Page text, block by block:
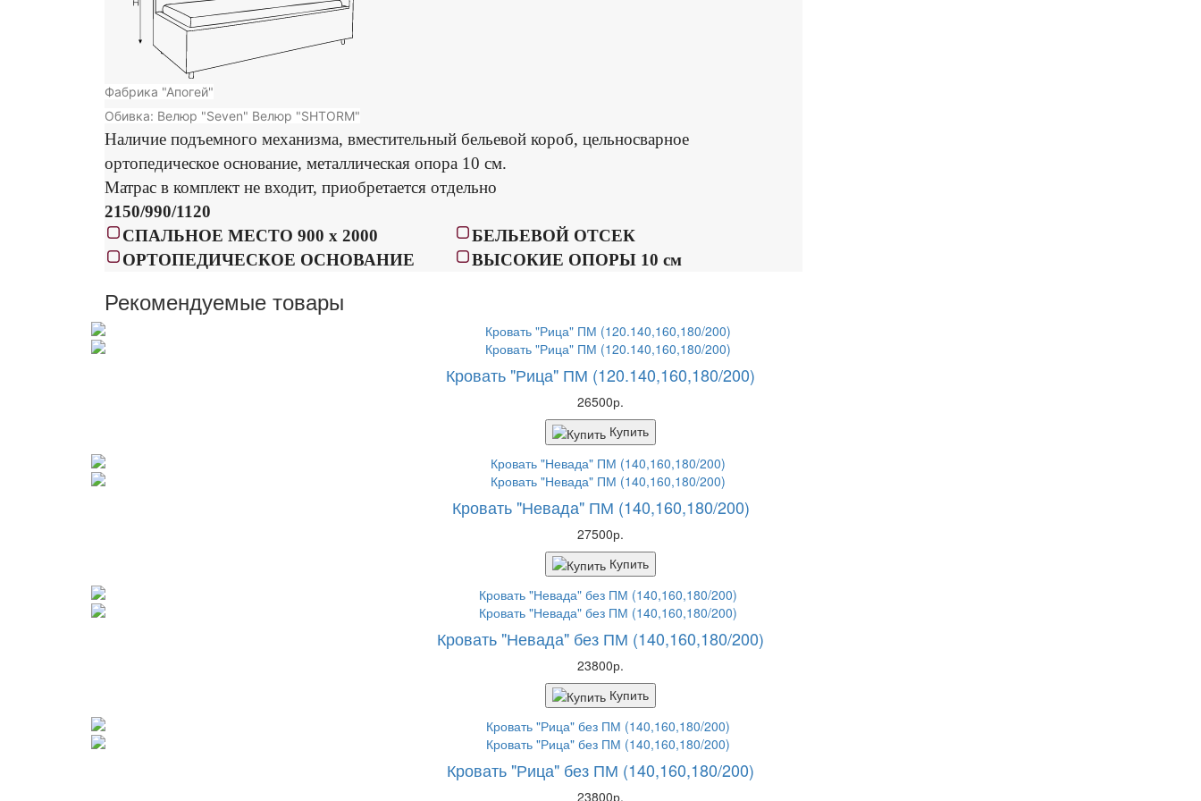
Фабрика "Апогей"
Обивка: Велюр "Seven" Велюр "SHTORM"
Наличие подъемного механизма, вместительный бельевой короб, цельносварное
ортопедическое основание, металлическая опора 10 см.
Матрас в комплект не входит, приобретается отдельно
2150/990/1120
СПАЛЬНОЕ МЕСТО 900 х 2000
БЕЛЬЕВОЙ ОТСЕК
ОРТОПЕДИЧЕСКОЕ ОСНОВАНИЕ
ВЫСОКИЕ ОПОРЫ 10 см
Рекомендуемые товары
Кровать "Рица" ПМ (120.140,160,180/200)
26500р.
Купить
Кровать "Невада" ПМ (140,160,180/200)
27500р.
Купить
Кровать "Невада" без ПМ (140,160,180/200)
23800р.
Купить
Кровать "Рица" без ПМ (140,160,180/200)
23800р.